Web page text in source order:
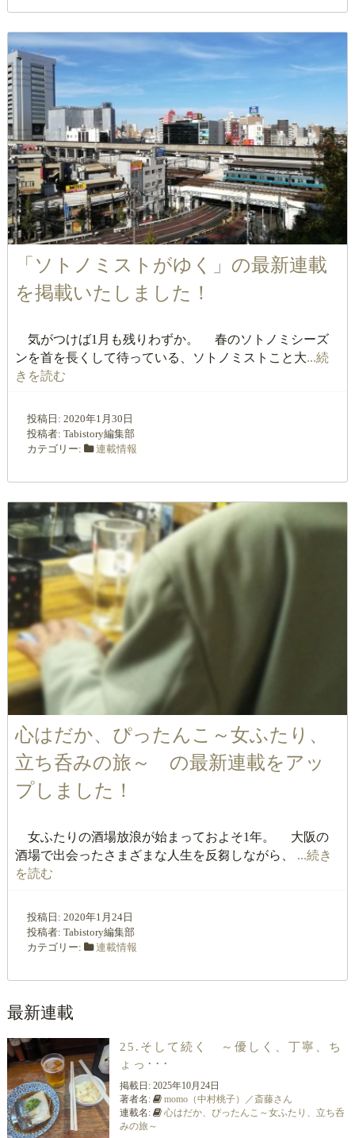
「ソトノミストがゆく」の最新連載
を掲載いたしました！
気がつけば1月も残りわずか。 春のソトノミシーズ
ンを首を長くして待っている、ソトノミストこと大...続
きを読む
投稿日: 2020年1月30日
投稿者: Tabistory編集部
カテゴリー:
連載情報
心はだか、ぴったんこ～女ふたり、
立ち呑みの旅～ の最新連載をアッ
プしました！
女ふたりの酒場放浪が始まっておよそ1年。 大阪の
酒場で出会ったさまざまな人生を反芻しながら、 ...続き
を読む
投稿日: 2020年1月24日
投稿者: Tabistory編集部
カテゴリー:
連載情報
最新連載
25.そして続く ～優しく、丁寧、ち
ょっ･･･
掲載日: 2025年10月24日
著者名:
momo（中村桃子）／斎藤さん
連載名:
心はだか、ぴったんこ～女ふたり、立ち呑
みの旅～